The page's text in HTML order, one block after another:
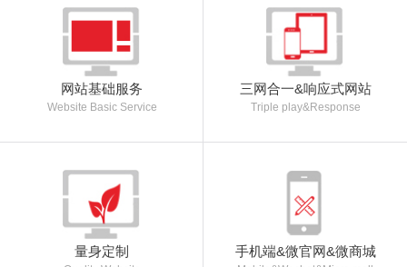
网站基础服务
Website Basic Service
三网合一&响应式网站
Triple play&Response
量身定制 手机端&微官网&微商城